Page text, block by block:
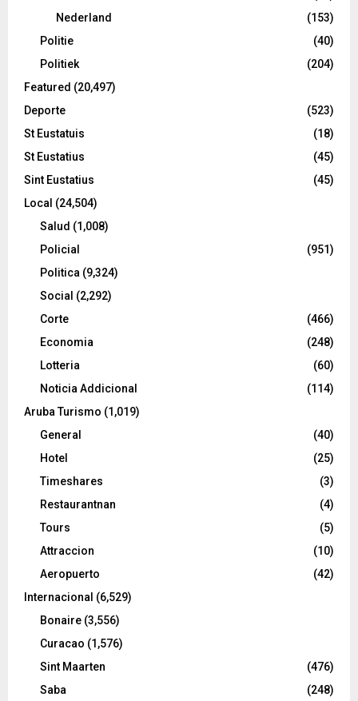
Nederland
(153)
Politie
(40)
Politiek
(204)
Featured (20,497)
Deporte
(523)
St Eustatuis
(18)
St Eustatius
(45)
Sint Eustatius
(45)
Local (24,504)
Salud (1,008)
Policial
(951)
Politica (9,324)
Social (2,292)
Corte
(466)
Economia
(248)
Lotteria
(60)
Noticia Addicional
(114)
Aruba Turismo (1,019)
General
(40)
Hotel
(25)
Timeshares
(3)
Restaurantnan
(4)
Tours
(5)
Attraccion
(10)
Aeropuerto
(42)
Internacional (6,529)
Bonaire (3,556)
Curacao (1,576)
Sint Maarten
(476)
Saba
(248)